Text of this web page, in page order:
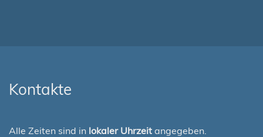
Kontakte
Alle Zeiten sind in lokaler Uhrzeit angegeben.